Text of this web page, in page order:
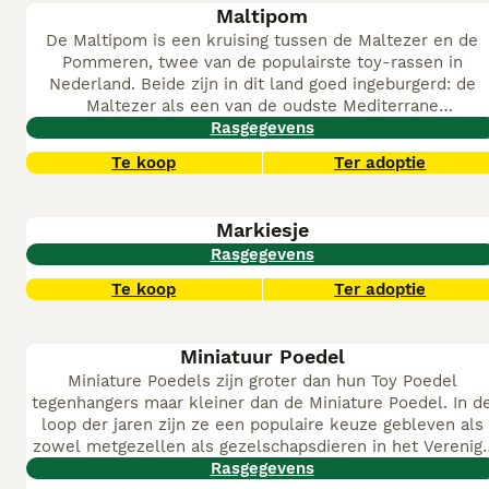
Maltipom
De Maltipom is een kruising tussen de Maltezer en de
Pommeren, twee van de populairste toy-rassen in
Nederland. Beide zijn in dit land goed ingeburgerd: de
Maltezer als een van de oudste Mediterrane
gezelschapshonden, de Pommeren als een favoriet
stadshondje dat de laatste jaren sterk in populariteit is
gestegen. Samen produceren ze een
De Maltipom is niet erkend door de Raad van
Beheer op Kynologisch Gebied (RvB) en heeft geen
officieel rassenboek. Dat maakt de aanschaf complexer:
is geen centrale controle op de kwaliteit van fokkers, en
transparantie en de verantwoordelijkheidszin van de
individuele kweker. Wie een Maltipom overweegt, doet
goed aan de kwekerij te bezoeken, de ouderdieren te
en de gezondheidsattesten zorgvuldig te controleren.
Rasgegevens
Te koop
Ter adoptie
Markiesje
Rasgegevens
Te koop
Ter adoptie
Miniatuur Poedel
Miniature Poedels zijn groter dan hun Toy Poedel
tegenhangers maar kleiner dan de Miniature Poedel. In
loop der jaren zijn ze een populaire keuze gebleven als
zowel metgezellen als gezelschapsdieren in het
Koninkrijk en elders in de wereld dankzij hun charmante
Rasgegevens